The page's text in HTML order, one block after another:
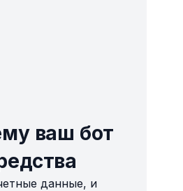
ваш бот
данные, и